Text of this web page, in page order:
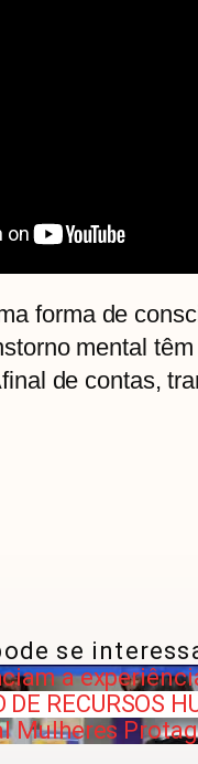
forma de
mental
de contas,
se
a
DE RECURSOS
Mulheres